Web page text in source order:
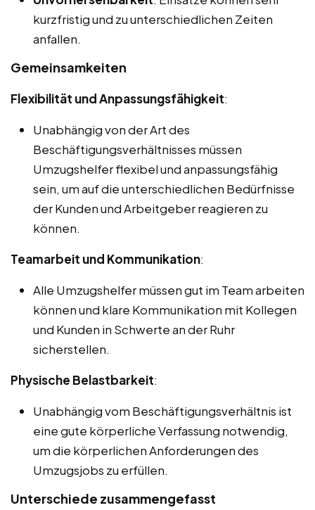
kurzfristig und zu unterschiedlichen Zeiten
anfallen.
Gemeinsamkeiten
Flexibilität und Anpassungsfähigkeit:
Unabhängig von der Art des
Beschäftigungsverhältnisses müssen
Umzugshelfer flexibel und anpassungsfähig
sein, um auf die unterschiedlichen Bedürfnisse
der Kunden und Arbeitgeber reagieren zu
können.
Teamarbeit und Kommunikation:
Alle Umzugshelfer müssen gut im Team arbeiten
können und klare Kommunikation mit Kollegen
und Kunden in Schwerte an der Ruhr
sicherstellen.
Physische Belastbarkeit:
Unabhängig vom Beschäftigungsverhältnis ist
eine gute körperliche Verfassung notwendig,
um die körperlichen Anforderungen des
Umzugsjobs zu erfüllen.
Unterschiede zusammengefasst